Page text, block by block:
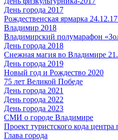
День города 2017
Рождественская ярмарка
Владимир 2018
Владимирский полумарафон
День города 2018
Снежная магия во Владимире
День города 2019
Новый год и Рождество 2020
75 лет Великой Победе
День города 2021
День города 2022
День города 2023
СМИ о городе Владимире
Проект туристского кода
Глава города